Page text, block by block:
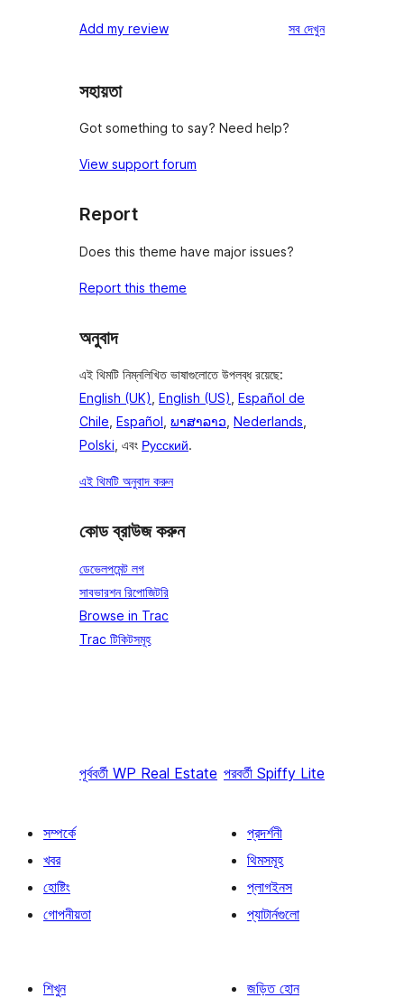
রিভিউ
স্টার
Add my review সবরিভিউ
দেখুন
সহায়তা
Got something to say? Need help?
View support forum
Report
Does this theme have major issues?
Report this theme
অনুবাদ
এই থিমটি নিম্নলিখিত ভাষাগুলোতে উপলব্ধ রয়েছে:
English (UK), English (US), Español de
Chile, Español, ພາສາລາວ, Nederlands,
Polski, এবং Русский.
এই থিমটি অনুবাদ করুন
কোড ব্রাউজ করুন
ডেভেলপমেন্ট লগ
সাবভারশন রিপোজিটরি
Browse in Trac
Trac টিকিটসমূহ
পূর্ববর্তী WP Real Estate পরবর্তী Spiffy Lite
সম্পর্কে
খবর
হোষ্টিং
গোপনীয়তা
প্রদর্শনী
থিমসমূহ
প্লাগইনস
প্যাটার্নগুলো
শিখুন
জড়িত হোন